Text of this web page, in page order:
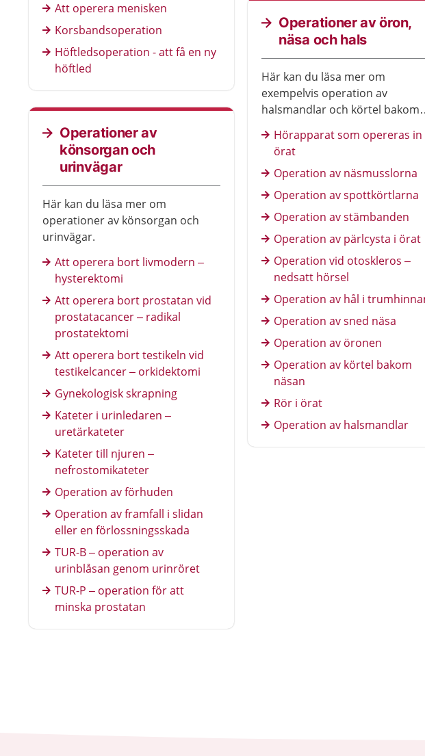
Att operera menisken
Korsbandsoperation
Höftledsoperation - att få en ny
höftled
Operationer av
könsorgan och
urinvägar
Här kan du läsa mer om
operationer av könsorgan och
urinvägar.
Att operera bort livmodern –
hysterektomi
Att operera bort prostatan vid
prostatacancer – radikal
prostatektomi
Att operera bort testikeln vid
testikelcancer – orkidektomi
Gynekologisk skrapning
Kateter i urinledaren –
uretärkateter
Kateter till njuren –
nefrostomikateter
Operation av förhuden
Operation av framfall i slidan
eller en förlossningsskada
TUR-B – operation av
urinblåsan genom urinröret
TUR-P – operation för att
minska prostatan
Operationer av öron,
näsa och hals
Här kan du läsa mer om
exempelvis operation av
halsmandlar och körtel bakom
Hörapparat som opereras in
örat
Operation av näsmusslorna
Operation av spottkörtlarna
Operation av stämbanden
Operation av pärlcysta i örat
Operation vid otoskleros –
nedsatt hörsel
Operation av hål i
Operation av sned näsa
Operation av öronen
Operation av körtel bakom
näsan
Rör i örat
Operation av halsmandlar